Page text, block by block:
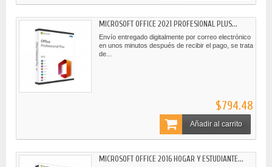
MICROSOFT OFFICE 2021 PROFESIONAL PLUS...
Envío entregado digitalmente por correo electrónico
en unos minutos después de recibir el pago, se trata
de...
$794.48
Añadir al carrito
MICROSOFT OFFICE 2016 HOGAR Y ESTUDIANTE...